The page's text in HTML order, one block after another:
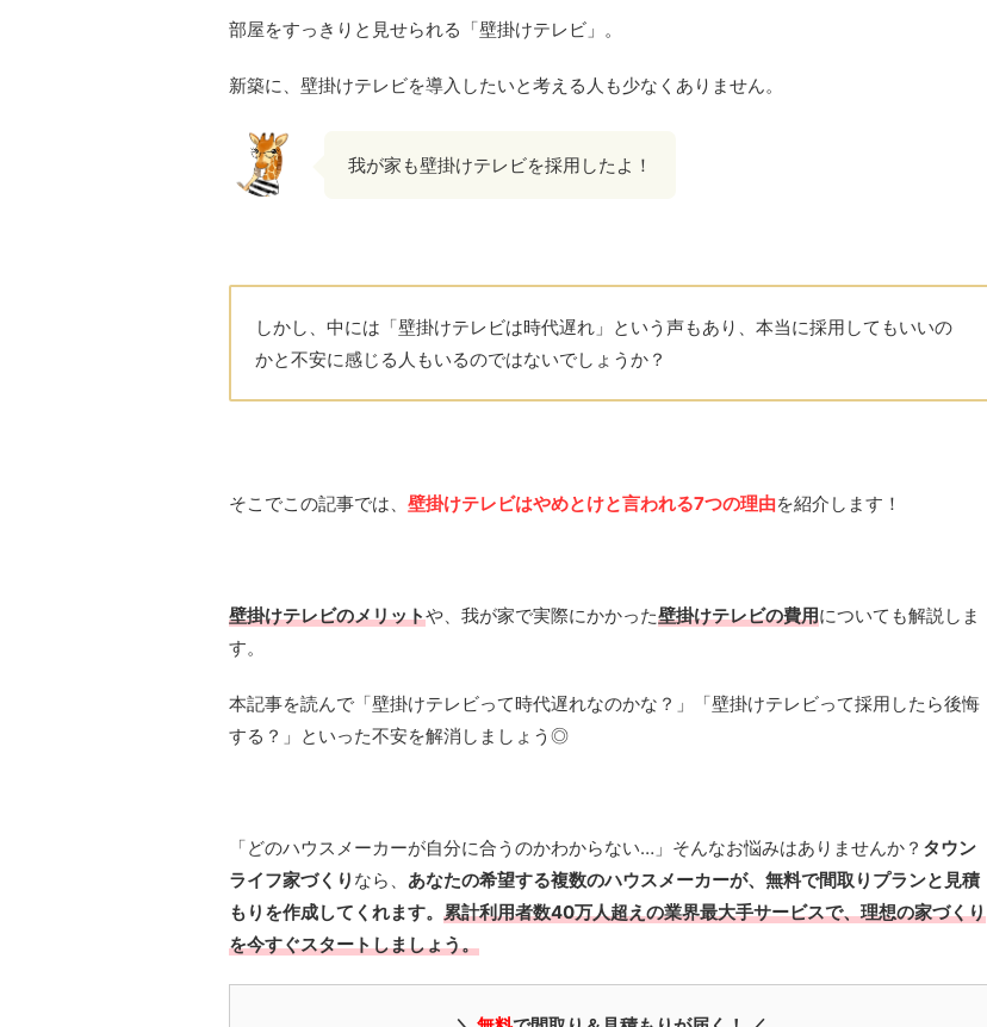
部屋をすっきりと見せられる「壁掛けテレビ」。
新築に、壁掛けテレビを導入したいと考える人も少なくありません。
我が家も壁掛けテレビを採用したよ！
しかし、中には「壁掛けテレビは時代遅れ」という声もあり、本当に採用してもいいの
かと不安に感じる人もいるのではないでしょうか？
そこでこの記事では、 壁掛けテレビはやめとけと言われる7つの理由を紹介します！
壁掛けテレビのメリットや、我が家で実際にかかった壁掛けテレビの費用についても解説しま
す。
本記事を読んで「壁掛けテレビって時代遅れなのかな？」「壁掛けテレビって採用したら後悔
する？」といった不安を解消しましょう◎
「どのハウスメーカーが自分に合うのかわからない…」そんなお悩みはありませんか？ タウン
ライフ家づくり なら、 あなたの希望する複数のハウスメーカーが、無料で間取りプランと見積
もりを作成してくれます。 累計利用者数40万人超えの業界最大手サービスで、理想の家づくり
を今すぐスタートしましょう。